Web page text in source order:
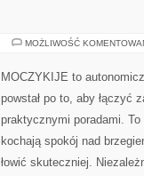
MOŻLIWOŚĆ
MOCZYKIJE to
powstał po to, aby łączyć
praktycznymi poradami.
kochają spokój nad
łowić skuteczniej.